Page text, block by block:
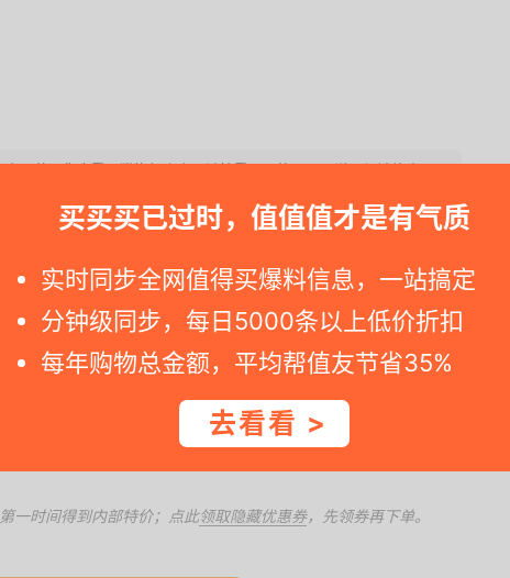
买买买已过时，值值值才是有气质
实时同步全网值得买爆料信息，一站搞定
分钟级同步，每日5000条以上低价折扣
每年购物总金额，平均帮值友节省35%
去看看 >
。若是您查看天猫旗舰店商品链接看见价格不同，说明促销停止了.
牌，其热门产品有顽皮犬用鸡肉罐头，顽皮小型犬成犬粮
一时间得到内部特价；点此领取隐藏优惠券，先领券再下单。